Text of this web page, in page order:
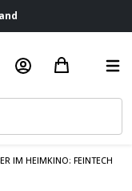
IM HEIMKINO: FEINTECH